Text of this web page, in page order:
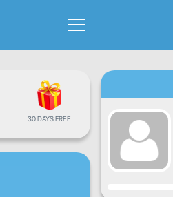
30 DAYS FREE